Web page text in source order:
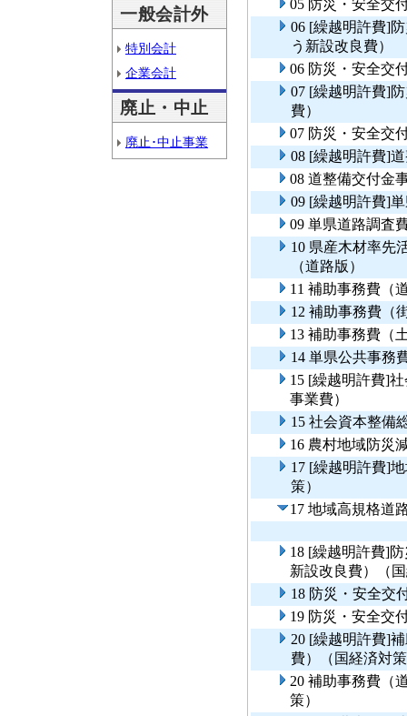
一般会計外
特別会計
企業会計
廃止・中止
廃止･中止事業
05 防災・安全交
06 [繰越明許費]
う新設改良費）
06 防災・安全交
07 [繰越明許費]
費）
07 防災・安全交
08 [繰越明許費]
08 道整備交付金
09 [繰越明許費]
09 単県道路調査
10 県産木材率先
（道路版）
11 補助事務費（
12 補助事務費（
13 補助事務費（
14 単県公共事務
15 [繰越明許費]
事業費）
15 社会資本整備
16 農村地域防災
17 [繰越明許費]
策）
17 地域高規格道
18 [繰越明許費]
新設改良費）（
18 防災・安全交
19 防災・安全交
20 [繰越明許費]
費）（国経済対
20 補助事務費（
策）